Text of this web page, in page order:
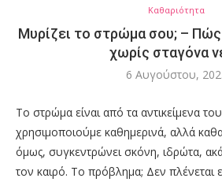
Καθαριότητα
Μυρίζει το στρώμα σου; – Πώς
χωρίς σταγόνα
6 Αυγούστου,
Το στρώμα είναι από τα αντικείμενα
χρησιμοποιούμε καθημερινά, αλλά
όμως, συγκεντρώνει σκόνη, ιδρώτα,
τον καιρό. Το πρόβλημα; Δεν πλένεται